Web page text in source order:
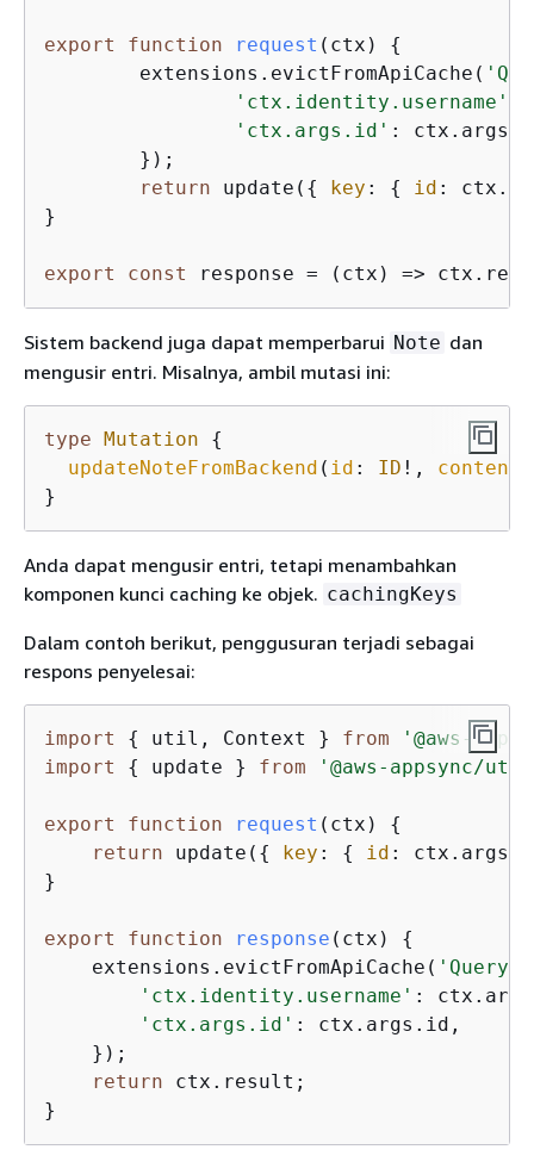
export function request ( ctx ) {
	extensions.evictFromApiCache(
'ctx.identity.username'
'ctx.args.id' :
return update( { key : { id :
}
export const response = ( ctx ) =>
Sistem backend juga dapat memperbarui Note dan
mengusir entri. Misalnya, ambil mutasi ini:
type Mutation
{
updateNoteFromBackend ( id : ID !, content
}
Anda dapat mengusir entri, tetapi menambahkan
komponen kunci caching ke objek. cachingKeys
Dalam contoh berikut, penggusuran terjadi sebagai
respons penyelesai:
import { util, Context } from
'@aws-
import
{ update } from '@aws-appsync/
export function request ( ctx ) {
return update( { key : { id :
}
export function response ( ctx ) {
    extensions.evictFromApiCache(
'Query'
'ctx.identity.username' :
'ctx.args.id' : ctx.args.id,
    });
return ctx.result;
}